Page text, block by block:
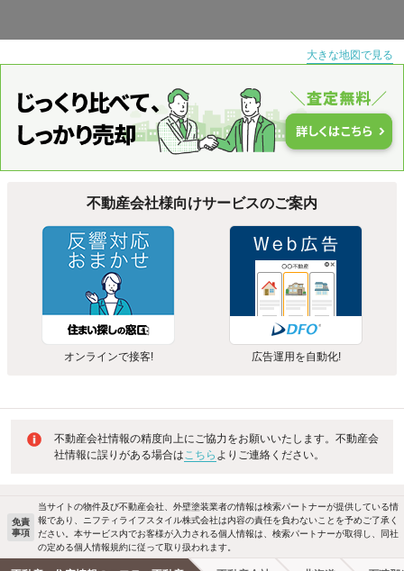
大きな地図で見る
不動産会社様向けサービスのご案内
オンラインで接客! 広告運用を自動化!
不動産会社情報の精度向上にご協力をお願いいたします。不動産会
社情報に誤りがある場合はこちら よりご連絡ください。
免責
事項
当サイトの物件及び不動産会社、外壁塗装業者の情報は検索パートナーが提供している情
報であり、ニフティライフスタイル株式会社は内容の責任を負わないことを予めご了承く
ださい。本サービス内でお客様が入力される個人情報は、検索パートナーが取得し、同社
の定める個人情報規約に従って取り扱われます。